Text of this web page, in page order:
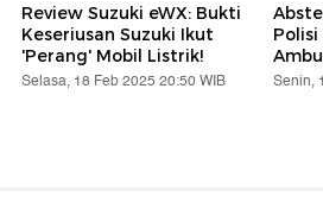
Review Suzuki eWX: Bukti
Keseriusan Suzuki Ikut
'Perang' Mobil Listrik!
Selasa, 18 Feb 2025 20:50 WIB Senin,